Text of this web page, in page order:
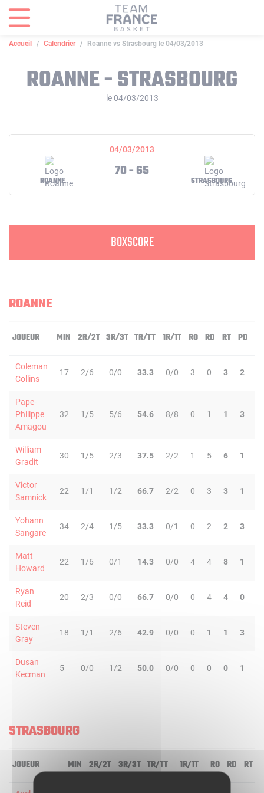
Accueil Calendrier Roanne vs Strasbourg le 04/03/2013
ROANNE - STRASBOURG
le 04/03/2013
04/03/2013
ROANNE
70 - 65
STRASBOURG
BOXSCORE
ROANNE
JOUEUR MIN 2R/2T 3R/3T TR/TT 1R/1T RO RD RT PD
Coleman
Collins
17 2/6 0/0 33.3 0/0 3 0 3 2
Pape-
Philippe
Amagou
32 1/5 5/6 54.6 8/8 0 1 1 3
William
Gradit
30 1/5 2/3 37.5 2/2 1 5 6 1
Victor
Samnick
22 1/1 1/2 66.7 2/2 0 3 3 1
Yohann
Sangare
34 2/4 1/5 33.3 0/1 0 2 2 3
Matt
Howard
22 1/6 0/1 14.3 0/0 4 4 8 1
Ryan
Reid
20 2/3 0/0 66.7 0/0 0 4 4 0
Steven
Gray
18 1/1 2/6 42.9 0/0 0 1 1 3
Dusan
Kecman
5 0/0 1/2 50.0 0/0 0 0 0 1
STRASBOURG
JOUEUR MIN 2R/2T 3R/3T TR/TT 1R/1T RO RD RT
Panneau de gestion des cookies